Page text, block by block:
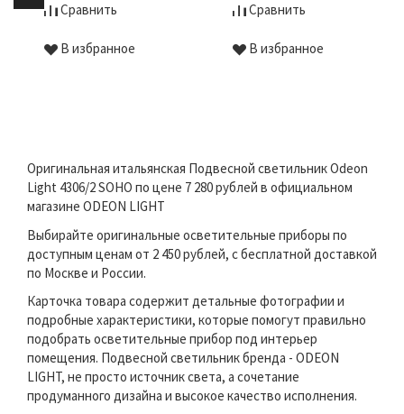
Сравнить
В избранное
Сравнить
В избранное
Оригинальная итальянская Подвесной светильник Odeon
Light 4306/2 SOHO по цене 7 280 рублей в официальном
магазине ODEON LIGHT
Выбирайте оригинальные осветительные приборы по
доступным ценам от 2 450 рублей, с бесплатной доставкой
по Москве и России.
Карточка товара содержит детальные фотографии и
подробные характеристики, которые помогут правильно
подобрать осветительные прибор под интерьер
помещения. Подвесной светильник бренда - ODEON
LIGHT, не просто источник света, а сочетание
продуманного дизайна и высокое качество исполнения.